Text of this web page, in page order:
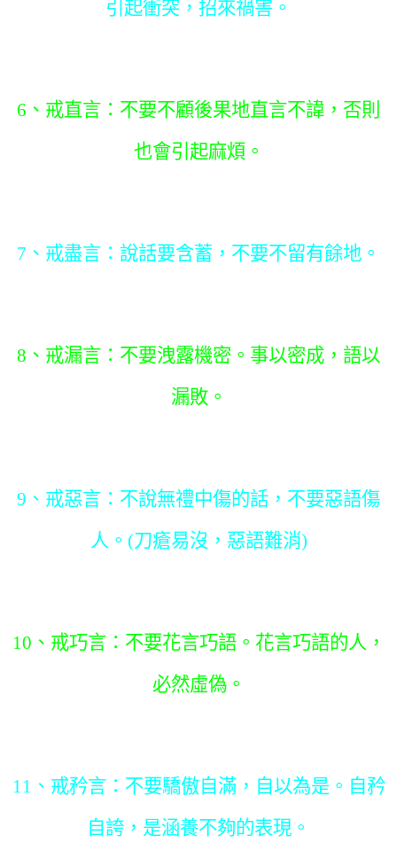
引起衝突，招來禍害。
6、戒直言：不要不顧後果地直言不諱，否則
也會引起麻煩。
7、戒盡言：說話要含蓄，不要不留有餘地。
8、戒漏言：不要洩露機密。事以密成，語以
漏敗。
9、戒惡言：不說無禮中傷的話，不要惡語傷
人。(刀瘡易沒，惡語難消)
10、戒巧言：不要花言巧語。花言巧語的人，
必然虛偽。
11、戒矜言：不要驕傲自滿，自以為是。自矜
自誇，是涵養不夠的表現。